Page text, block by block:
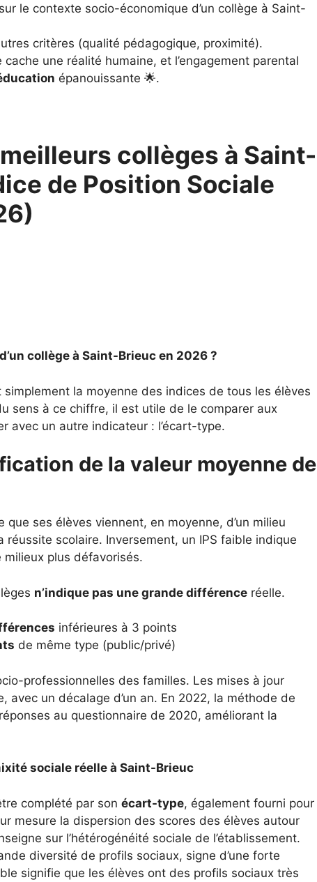
le contexte socio-économique d’un collège à Saint-
critères (qualité pédagogique, proximité).
cache une réalité humaine, et l’engagement parental
épanouissante 🌟.
collèges à Saint-
de Position Sociale
collège à Saint-Brieuc en 2026 ?
simplement la moyenne des indices de tous les élèves
sens à ce chiffre, il est utile de le comparer aux
avec un autre indicateur : l’écart-type.
de la valeur moyenne de
que ses élèves viennent, en moyenne, d’un milieu
scolaire. Inversement, un IPS faible indique
milieux plus défavorisés.
n’indique pas une grande différence réelle.
inférieures à 3 points
de même type (public/privé)
professionnelles des familles. Les mises à jour
avec un décalage d’un an. En 2022, la méthode de
au questionnaire de 2020, améliorant la
sociale réelle à Saint-Brieuc
complété par son écart-type, également fourni pour
mesure la dispersion des scores des élèves autour
sur l’hétérogénéité sociale de l’établissement.
diversité de profils sociaux, signe d’une forte
signifie que les élèves ont des profils sociaux très